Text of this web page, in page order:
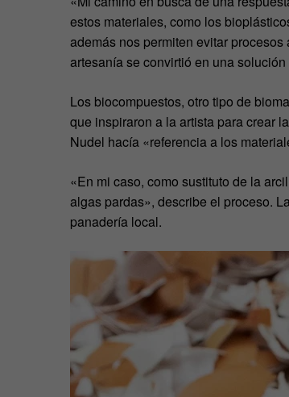
estos materiales, como los
además nos permiten evitar
artesanía se convirtió en una
Los biocompuestos, otro tipo de
que inspiraron a la artista para crear
Nudel hacía «referencia a los
«En mi caso, como sustituto de la
algas pardas», describe el proceso.
panadería local.